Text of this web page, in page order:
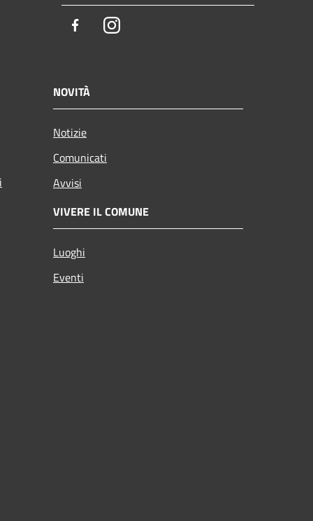
FacebookInstagram
NOVITÀ
Notizie
Comunicati
Avvisi
VIVERE IL COMUNE
Luoghi
Eventi